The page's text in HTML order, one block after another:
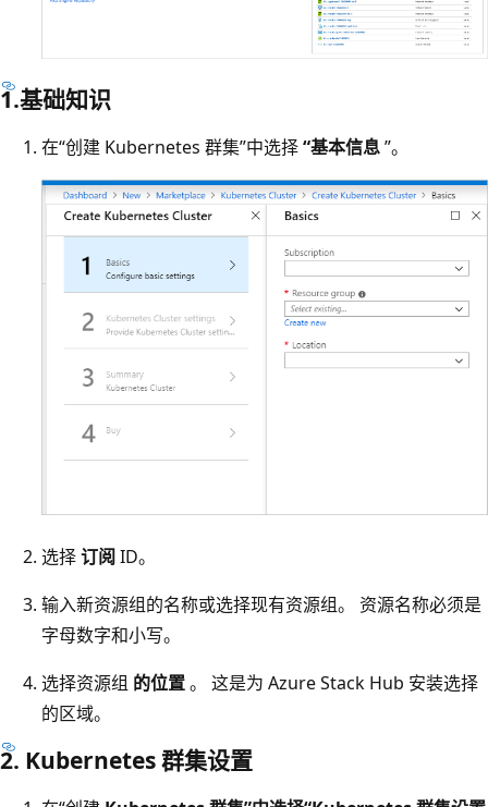
1.基础知识
在“创建 Kubernetes 群集”中选择“基本信息”。
选择订阅 ID。
输入新资源组的名称或选择现有资源组。 资源名称必须是
字母数字和小写。
选择资源组 的位置。 这是为 Azure Stack Hub 安装选择
的区域。
2. Kubernetes 群集设置